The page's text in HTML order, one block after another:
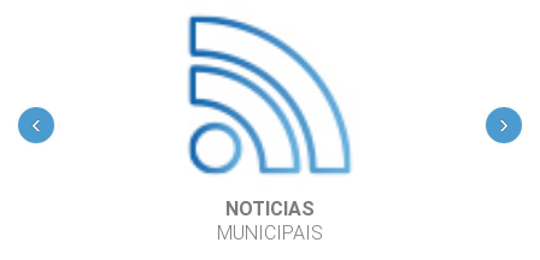
NOTICIAS
MUNICIPAIS
‹ ›